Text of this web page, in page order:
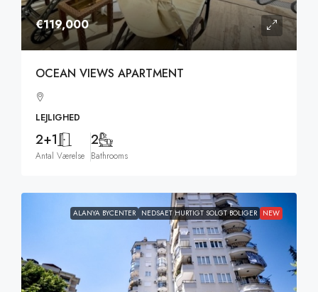
€119,000
OCEAN VIEWS APARTMENT
LEJLIGHED
2+1
Antal Værelse
2
Bathrooms
ALANYA BYCENTER NEDSAET HURTIGT SOLGT BOLIGER NEW